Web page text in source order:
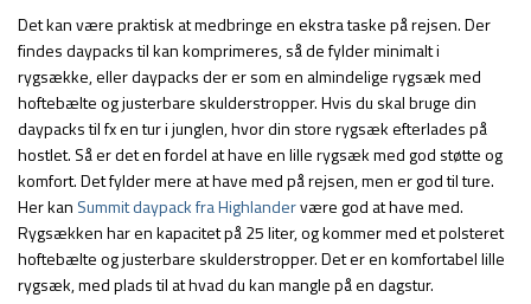
Det kan være praktisk at medbringe en ekstra taske på rejsen. Der
findes daypacks til kan komprimeres, så de fylder minimalt i
rygsække, eller daypacks der er som en almindelige rygsæk med
hoftebælte og justerbare skulderstropper. Hvis du skal bruge din
daypacks til fx en tur i junglen, hvor din store rygsæk efterlades på
hostlet. Så er det en fordel at have en lille rygsæk med god støtte og
komfort. Det fylder mere at have med på rejsen, men er god til ture.
Her kan Summit daypack fra Highlandervære god at have med.
Rygsækken har en kapacitet på 25 liter, og kommer med et polsteret
hoftebælte og justerbare skulderstropper. Det er en komfortabel lille
rygsæk, med plads til at hvad du kan mangle på en dagstur.